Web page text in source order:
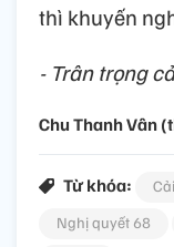
thì khuyến
- Trân trọng
Chu Thanh Vân
Từ khóa:
Nghị quyết 68